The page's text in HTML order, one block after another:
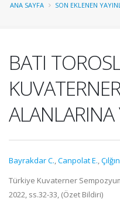
ANA SAYFA SON EKLENEN
BATI
ALANLARINA
Bayrakdar C.,Canpolat E.,
Türkiye Kuvaterner
2022, ss.32-33, (Özet Bildiri)